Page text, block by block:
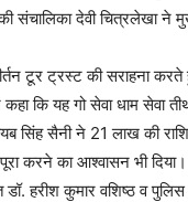
संचालिका देवी चित्रलेखा ने
टूर ट्रस्ट की सराहना
कहा कि यह गो सेवा धाम सेवा
सिंह सैनी ने 21 लाख की
करने का आश्वासन भी
डॉ. हरीश कुमार वशिष्ठ व